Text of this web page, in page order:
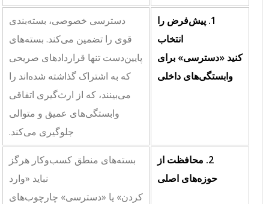
1. پیش‌فرض را
انتخاب
کنید«دسترسی»برای
وابستگی‌های داخلی
دسترسی خصوصی، بسته‌بندی
قوی را تضمین می‌کند. بسته‌های
پایین‌دست تنها قراردادهای صریحی
که به اشتراک گذاشته شده‌اند را
می‌بینند، که از ارث‌گیری اتفاقی
وابستگی‌های عمیق و متوالی
جلوگیری می‌کند.
2. محافظت از
حوزه‌های اصلی
بسته‌های منطق کسب‌وکار هرگز
نباید«وارد
کردن»یا«دسترسی» چارچوب‌های